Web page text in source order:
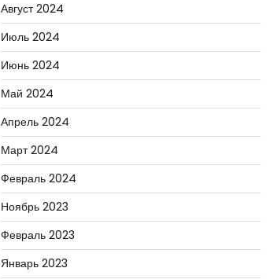
Август 2024
Июль 2024
Июнь 2024
Май 2024
Апрель 2024
Март 2024
Февраль 2024
Ноябрь 2023
Февраль 2023
Январь 2023